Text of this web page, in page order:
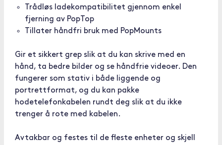
Trådløs ladekompatibilitet gjennom enkel
fjerning av PopTop
Tillater håndfri bruk med PopMounts
Gir et sikkert grep slik at du kan skrive med en
hånd, ta bedre bilder og se håndfrie videoer. Den
fungerer som stativ i både liggende og
portrettformat, og du kan pakke
hodetelefonkabelen rundt deg slik at du ikke
trenger å rote med kabelen.
Avtakbar og festes til de fleste enheter og skjell